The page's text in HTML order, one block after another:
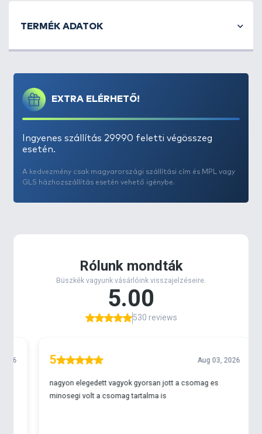
EXTRA ELÉRHETŐ!
Ingyenes szállítás 29990 feletti végösszeg
esetén.
A kedvezmény csak magyarországi szállítási cím és MPL vagy
GLS házhozszállítás esetén vehető igénybe.
TERMÉK ADATOK